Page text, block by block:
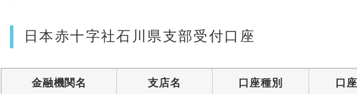
日本赤十字社石川県支部受付口座
金融機関名 支店名 口座種別 口